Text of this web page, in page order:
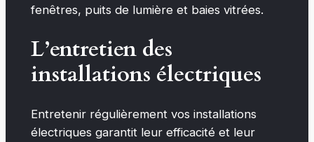
fenêtres, puits de lumière et baies vitrées.
L’entretien des
installations électriques
Entretenir régulièrement vos installations
électriques garantit leur efficacité et leur